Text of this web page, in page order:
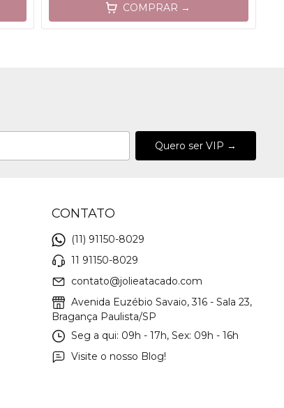
COMPRAR →
CONTATO
(11) 91150-8029
11 91150-8029
contato@jolieatacado.com
Avenida Euzébio Savaio, 316 - Sala 23,
Bragança Paulista/SP
Seg a qui: 09h - 17h, Sex: 09h - 16h
Visite o nosso Blog!